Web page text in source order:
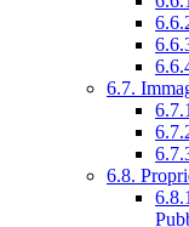
6.7.
6.8.